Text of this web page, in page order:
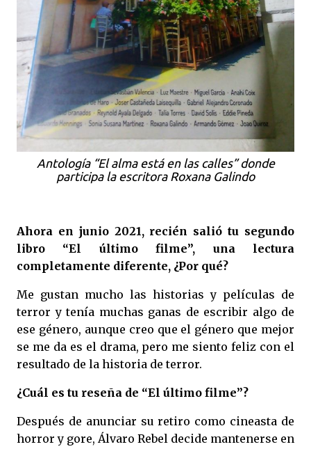
Antología “El alma está en las calles” donde
participa la escritora Roxana Galindo
Ahora en junio 2021, recién salió tu segundo
libro “El último filme”, una lectura
completamente diferente, ¿Por qué?
Me gustan mucho las historias y películas de
terror y tenía muchas ganas de escribir algo de
ese género, aunque creo que el género que mejor
se me da es el drama, pero me siento feliz con el
resultado de la historia de terror.
¿Cuál es tu reseña de “El último filme”?
Después de anunciar su retiro como cineasta de
horror y gore, Álvaro Rebel decide mantenerse en